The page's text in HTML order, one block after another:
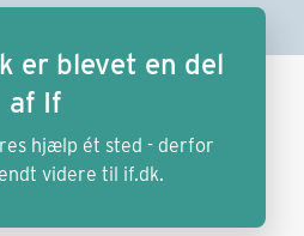
er blevet en del
af If
hjælp ét sted - derfor
videre til if.dk.